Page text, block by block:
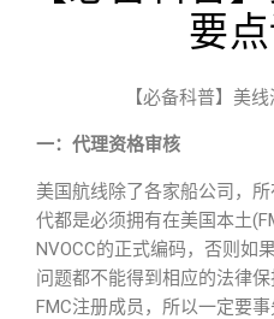
要
【必备科普】美
一：代理资格审核
美国航线除了各家船公司，
代都是必须拥有在美国本土
NVOCC的正式编码，否则如
问题都不能得到相应的法律
FMC注册成员，所以一定要事